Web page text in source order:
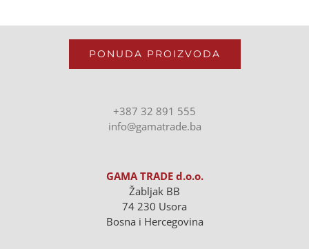
PONUDA PROIZVODA
+387 32 891 555
info@gamatrade.ba
GAMA TRADE d.o.o.
Žabljak BB
74 230 Usora
Bosna i Hercegovina